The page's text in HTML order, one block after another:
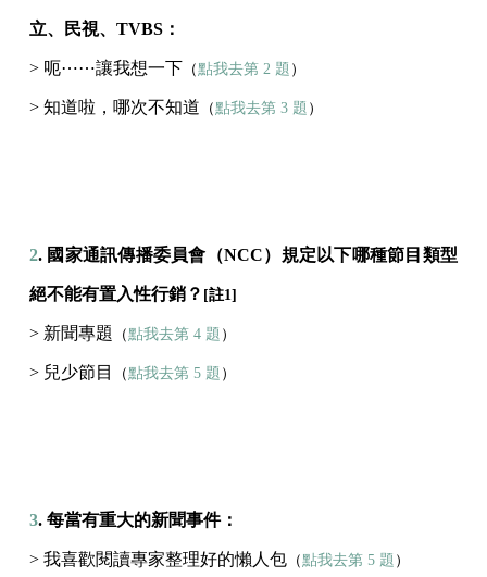
立、民視、TVBS：
> 呃⋯⋯讓我想一下 （點我去第 2 題 ）
> 知道啦，哪次不知道 （點我去第 3 題 ）
2. 國家通訊傳播委員會（NCC）規定以下哪種節目類型
絕不能有置入性行銷？ [註1]
> 新聞專題 （點我去第 4 題 ）
> 兒少節目 （點我去第 5 題 ）
3. 每當有重大的新聞事件：
> 我喜歡閱讀專家整理好的懶人包 （點我去第 5 題 ）